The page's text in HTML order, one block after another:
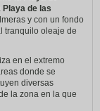
Playa de las
y con un fondo
tranquilo oleaje de
en el extremo
donde se
diversas
la zona en la que